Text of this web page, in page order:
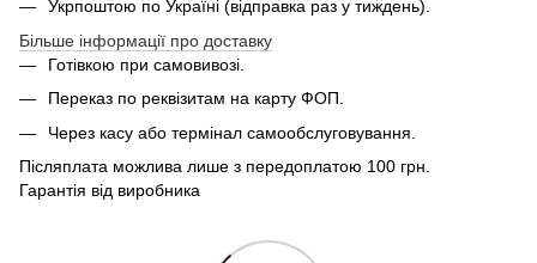
Укрпоштою по Україні (відправка раз у тиждень).
Більше інформації про доставку
Готівкою при самовивозі.
Переказ по реквізитам на карту ФОП.
Через касу або термінал самообслуговування.
Післяплата можлива лише з передоплатою 100 грн.
Гарантія від виробника